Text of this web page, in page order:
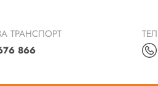
ТРАНСПОРТ
866